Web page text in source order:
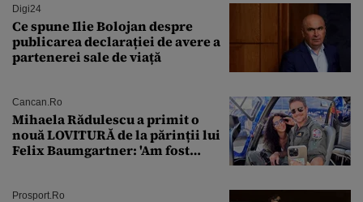
Digi24
Ce spune Ilie Bolojan despre
publicarea declarației de avere a
partenerei sale de viață
Cancan.ro
Mihaela Rădulescu a primit o
nouă LOVITURĂ de la părinții lui
Felix Baumgartner: 'Am fost
Prosport.ro